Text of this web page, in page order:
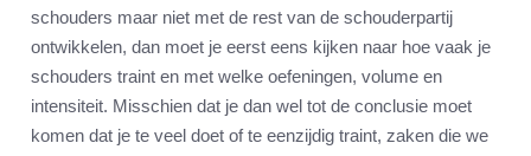
schouders maar niet met de rest van de schouderpartij
ontwikkelen, dan moet je eerst eens kijken naar hoe vaak je
schouders traint en met welke oefeningen, volume en
intensiteit. Misschien dat je dan wel tot de conclusie moet
komen dat je te veel doet of te eenzijdig traint, zaken die we